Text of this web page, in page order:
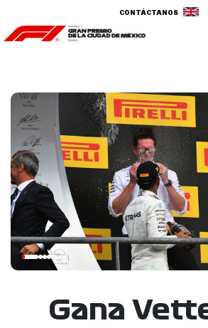
CONTÁCTANOS
Gana